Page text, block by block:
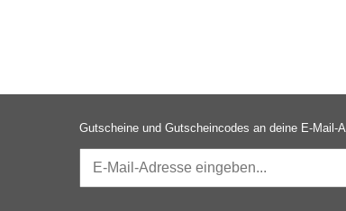
Gutscheine und Gutscheincodes an deine E-Mail-